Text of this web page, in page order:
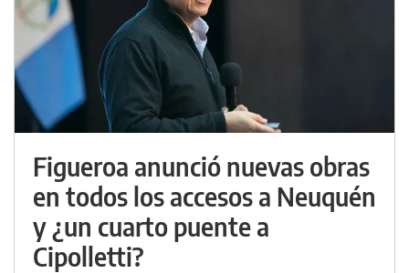
Figueroa anunció nuevas obras
en todos los accesos a Neuquén
y ¿un cuarto puente a
Cipolletti?